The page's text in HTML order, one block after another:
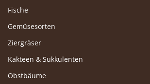
Fische
Gemüsesorten
Ziergräser
Kakteen & Sukkulenten
Obstbäume